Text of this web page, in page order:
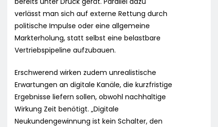
verlässt man sich auf externe Rettung durch
politische Impulse oder eine allgemeine
Markterholung, statt selbst eine belastbare
Vertriebspipeline aufzubauen.
Erschwerend wirken zudem unrealistische
Erwartungen an digitale Kanäle, die kurzfristige
Ergebnisse liefern sollen, obwohl nachhaltige
Wirkung Zeit benötigt. „Digitale
Neukundengewinnung ist kein Schalter, den